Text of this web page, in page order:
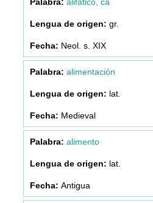
gr.
Neol. s. XIX
alimentación
lat.
Medieval
alimento
lat.
Antigua